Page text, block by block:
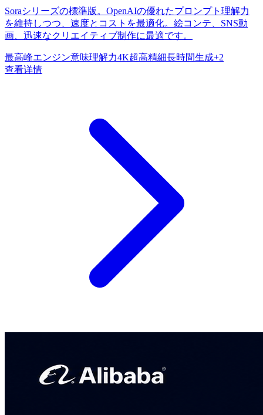
Soraシリーズの標準版。OpenAIの優れたプロンプト理解力
を維持しつつ、速度とコストを最適化。絵コンテ、SNS動
画、迅速なクリエイティブ制作に最適です。
最高峰エンジン意味理解力4K超高精細長時間生成+2
查看详情